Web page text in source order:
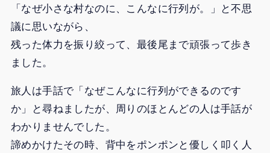
「なぜ小さな村なのに、こんなに行列が。」と不思
議に思いながら、
残った体力を振り絞って、最後尾まで頑張って歩き
ました。
旅人は手話で「なぜこんなに行列ができるのです
か」と尋ねましたが、周りのほとんどの人は手話が
わかりませんでした。
諦めかけたその時、背中をポンポンと優しく叩く人